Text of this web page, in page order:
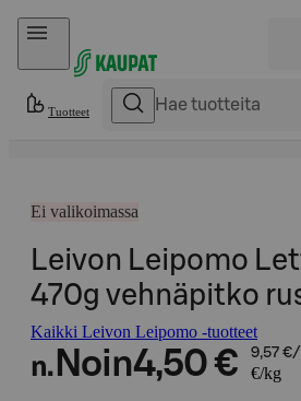
Hyppää sisältöön
Tuotteet
Ei valikoimassa
Leivon Leipomo
470g vehnäpitko
Kaikki Leivon Leipomo -tuotteet
n. Noin4,50 € 9,57
€/kg